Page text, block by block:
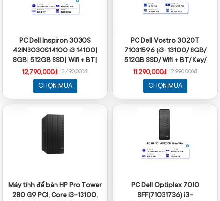
PC Dell Inspiron 3030S
42IN3030S14100 i3 14100|
8GB| 512GB SSD| Wifi + BT|
Key + Mouse| Win11/ 2Y
12,790,000₫ 13,490,000₫
CHỌN MUA
PC Dell Vostro 3020T
71031596 (i3-13100/ 8GB/
512GB SSD/ Wifi + BT/ Key/
Mouse/ Win11/ 1Y
11,290,000₫ 12,990,000₫
CHỌN MUA
Máy tính để bàn HP Pro Tower
280 G9 PCI, Core i3-13100,
PC Dell Optiplex 7010
SFF(71031736) i3-